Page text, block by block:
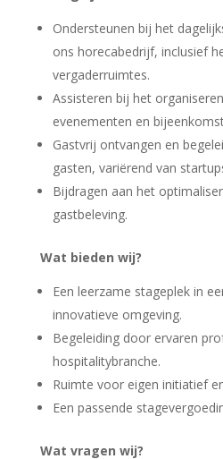
Ondersteunen bij het
ons horecabedrijf, inclusief
vergaderruimtes.
Assisteren bij het
evenementen en
Gastvrij ontvangen en
gasten, variërend van
Bijdragen aan het
gastbeleving.
Wat bieden wij?
Een leerzame stageplek in
innovatieve omgeving.
Begeleiding door ervaren
hospitalitybranche.
Ruimte voor eigen initiatief
Een passende
Wat vragen wij?